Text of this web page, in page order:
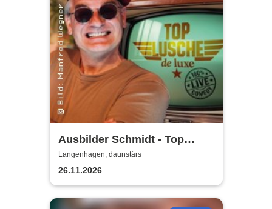
Ausbilder Schmidt - Top
Lusche de Luxe
Langenhagen, daunstärs
26.11.2026